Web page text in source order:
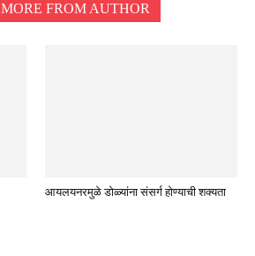
MORE FROM AUTHOR
आयलयनरमुळे डोळ्यांना संसर्ग होण्याची शक्यता